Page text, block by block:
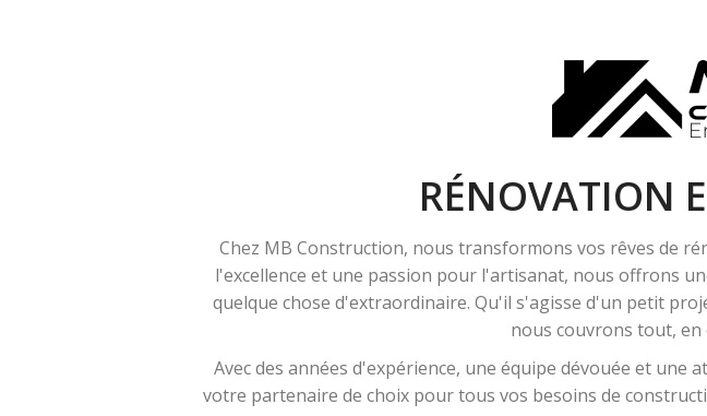
RÉNOVATION
Chez MB Construction, nous transformons vos rêves de
l'excellence et une passion pour l'artisanat, nous offrons
quelque chose d'extraordinaire. Qu'il s'agisse d'un petit
nous couvrons tout, en
Avec des années d'expérience, une équipe dévouée et
votre partenaire de choix pour tous vos besoins de